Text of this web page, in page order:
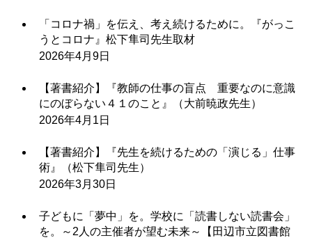
「コロナ禍」を伝え、考え続けるために。『がっこ
うとコロナ』松下隼司先生取材
2026年4月9日
【著書紹介】『教師の仕事の盲点 重要なのに意識
にのぼらない４１のこと』（大前暁政先生）
2026年4月1日
【著書紹介】『先生を続けるための「演じる」仕事
術』（松下隼司先生）
2026年3月30日
子どもに「夢中」を。学校に「読書しない読書会」
を。～2人の主催者が望む未来～【田辺市立図書館